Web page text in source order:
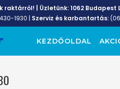
raktárról! | Üzletünk:1062 Budapest
1930 | Szerviz és karbantartás:
KEZDŐOLDAL